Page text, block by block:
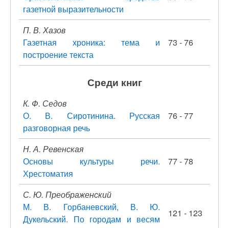
газетной выразительности
П. В. Хазов
Газетная хроника: тема и
построение текста
73 - 76
Среди книг
К. Ф. Седов
О. В. Сиротинина. Русская
разговорная речь
76 - 77
Н. А. Ревенская
Основы культуры речи.
Хрестоматия
77 - 78
С. Ю. Преображенский
М. В. Горбаневский, В. Ю.
Дукельский. По городам и весям
121 - 123